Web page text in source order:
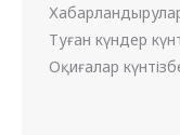
Туған күндер
Оқиғалар